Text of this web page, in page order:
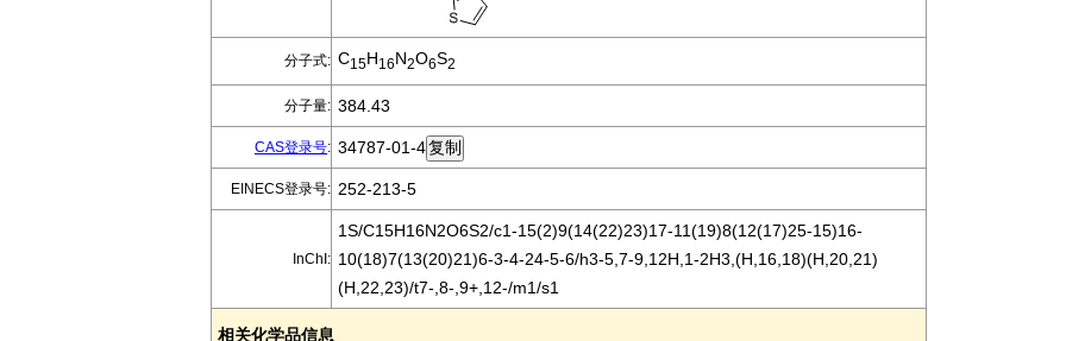
分子式: C15H16N2O6S2
分子量: 384.43
CAS登录号: 34787-01-4
EINECS登录号: 252-213-5
InChI:
1S/C15H16N2O6S2/c1-15(2)9(14(22)23)17-11(19)8(12(17)25-15)16-
10(18)7(13(20)21)6-3-4-24-5-6/h3-5,7-9,12H,1-2H3,(H,16,18)(H,20,21)
(H,22,23)/t7-,8-,9+,12-/m1/s1
相关化学品信息